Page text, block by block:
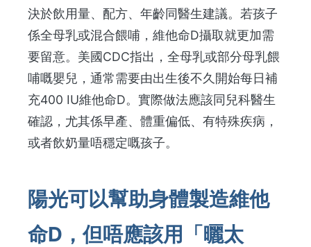
決於飲用量、配方、年齡同醫生建議。若孩子
係全母乳或混合餵哺，維他命D攝取就更加需
要留意。美國CDC指出，全母乳或部分母乳餵
哺嘅嬰兒，通常需要由出生後不久開始每日補
充400 IU維他命D。實際做法應該同兒科醫生
確認，尤其係早產、體重偏低、有特殊疾病，
或者飲奶量唔穩定嘅孩子。
陽光可以幫助身體製造維他
命D，但唔應該用「曬太